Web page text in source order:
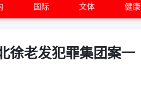
国际 文体 健康
徐老发犯罪集团案一